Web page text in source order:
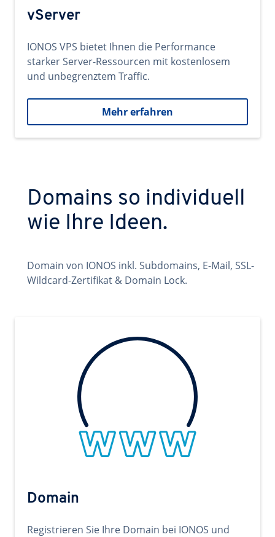
vServer
IONOS VPS bietet Ihnen die Performance
starker Server-Ressourcen mit kostenlosem
und unbegrenztem Traffic.
Mehr erfahren
Domains so individuell
wie Ihre Ideen.
Domain von IONOS inkl. Subdomains, E-Mail, SSL-
Wildcard-Zertifikat & Domain Lock.
Domain
Registrieren Sie Ihre Domain bei IONOS und